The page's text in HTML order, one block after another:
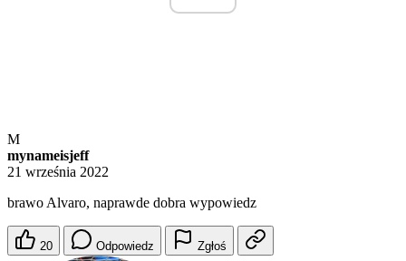
M
mynameisjeff
21 września 2022
brawo Alvaro, naprawde dobra wypowiedz
20 Odpowiedz Zgłoś